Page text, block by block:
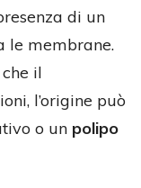
di un
le membrane.
il
l’origine può
o un polipo